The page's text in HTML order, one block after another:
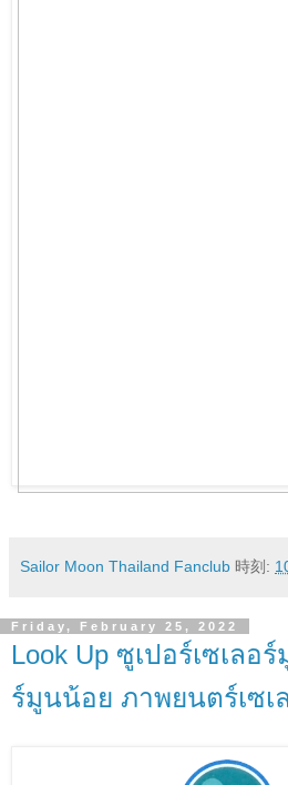
Sailor Moon Thailand Fanclub 時刻:
Friday, February 25, 2022
Look Up ซูเปอร์เซเลอ
ร์มูนน้อย ภาพยนตร์เซเ